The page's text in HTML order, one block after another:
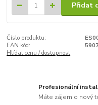
Přidat
Číslo produktu:
EAN kód:
Hlídat cenu / dostupnost
Profesionální
Máte zájem o nový